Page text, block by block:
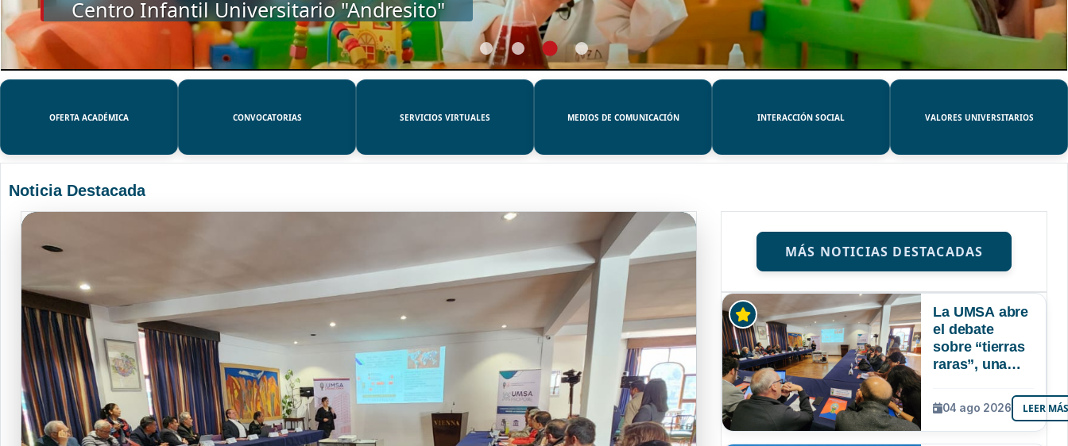
SSUE
OFERTA ACADÉMICA CONVOCATORIAS SERVICIOS VIRTUALES MEDIOS DE COMUNICACIÓN INTERACCIÓN SOCIAL VALORES UNIVERSITARIOS
Noticia Destacada
MÁS NOTICIAS DESTACADAS
La UMSA abre
el debate
sobre “tierras
raras”, una
mineral que
Bolivia aún no
explora ni
04 ago 2026 LEER